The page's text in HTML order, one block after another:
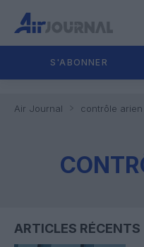
S'ABONNER
Air Journal contrôle arien
ARTICLES RÉCENTS